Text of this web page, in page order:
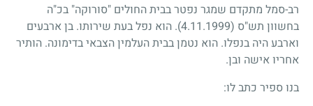
רב-סמל מתקדם שמגר נפטר בבית החולים "סורוקה" בכ"ה
בחשוון תש"ס (4.11.1999)
. הוא נפל בעת שירותו. בן ארבעים
וארבע היה בנפלו. הוא נטמן בבית העלמין הצבאי בדימונה. הותיר
אחריו אישה ובן.
בנו ספיר כתב לו: